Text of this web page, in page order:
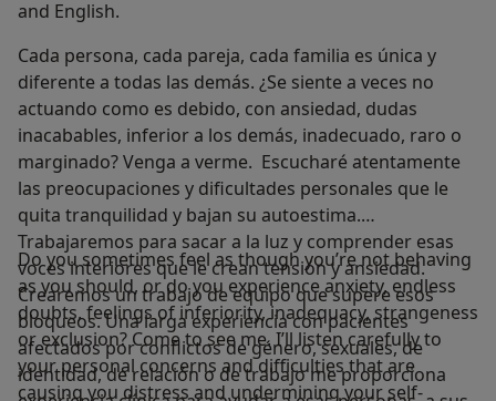
and English.
Cada persona, cada pareja, cada familia es única y
diferente a todas las demás. ¿Se siente a veces no
actuando como es debido, con ansiedad, dudas
inacabables, inferior a los demás, inadecuado, raro o
marginado? Venga a verme. Escucharé atentamente
las preocupaciones y dificultades personales que le
quita tranquilidad y bajan su autoestima.
Trabajaremos para sacar a la luz y comprender esas
voces interiores que le crean tensión y ansiedad.
Crearemos un trabajo de equipo que supere esos
bloqueos. Una larga experiencia con pacientes
afectados por conflictos de género, sexuales, de
identidad, de relación o de trabajo me proporciona
Do you sometimes feel as though you’re not behaving
as you should, or do you experience anxiety, endless
doubts, feelings of inferiority, inadequacy, strangeness
or exclusion? Come to see me. I’ll listen carefully to
your personal concerns and difficulties that are
causing you distress and undermining your self-